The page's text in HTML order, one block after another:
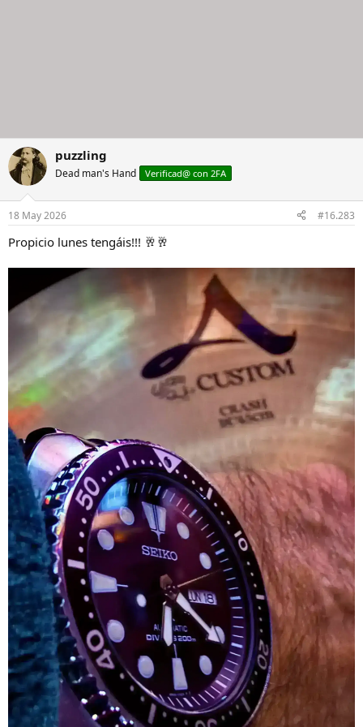
puzzling
Dead man's Hand Verificad@ con 2FA
18 May 2026 #16.283
Propicio lunes tengáis!!! 🥂🥂